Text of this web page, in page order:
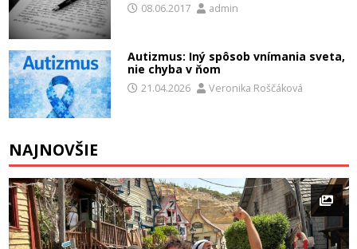
08.06.2017 admin
Autizmus: Iný spôsob vnímania sveta,
nie chyba v ňom
21.04.2026 Veronika Roščáková
NAJNOVŠIE